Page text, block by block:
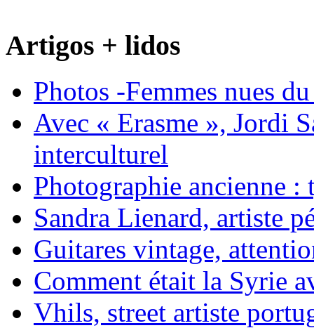
Artigos + lidos
Photos -Femmes nues
Avec « Erasme », Jordi
interculturel
Photographie ancienne :
Sandra Lienard, artiste
Guitares vintage,
Comment était la Syrie
Vhils, street artiste